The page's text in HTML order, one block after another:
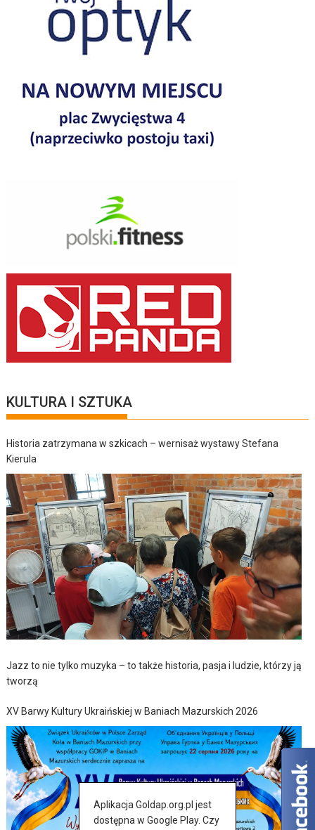
KULTURA I SZTUKA
Historia zatrzymana w szkicach – wernisaż wystawy Stefana
Kierula
Jazz to nie tylko muzyka – to także historia, pasja i ludzie, którzy ją
tworzą
XV Barwy Kultury Ukraińskiej w Baniach Mazurskich 2026
Aplikacja Goldap.org.pl jest
dostępna w Google Play. Czy